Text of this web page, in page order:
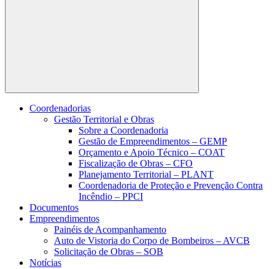
Buscar
Coordenadorias
Gestão Territorial e Obras
Sobre a Coordenadoria
Gestão de Empreendimentos – GEMP
Orçamento e Apoio Técnico – COAT
Fiscalização de Obras – CFO
Planejamento Territorial – PLANT
Coordenadoria de Proteção e Prevenção Contra
Incêndio – PPCI
Documentos
Empreendimentos
Painéis de Acompanhamento
Auto de Vistoria do Corpo de Bombeiros – AVCB
Solicitação de Obras – SOB
Notícias